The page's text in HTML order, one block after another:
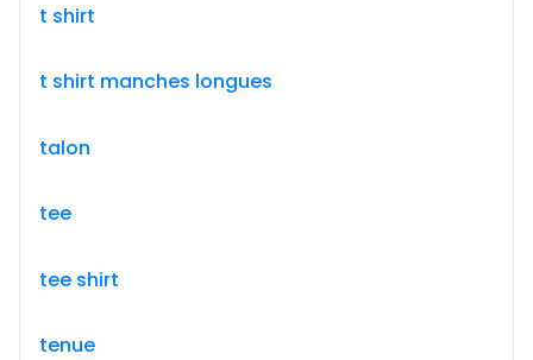
t shirt
t shirt manches longues
talon
tee
tee shirt
tenue